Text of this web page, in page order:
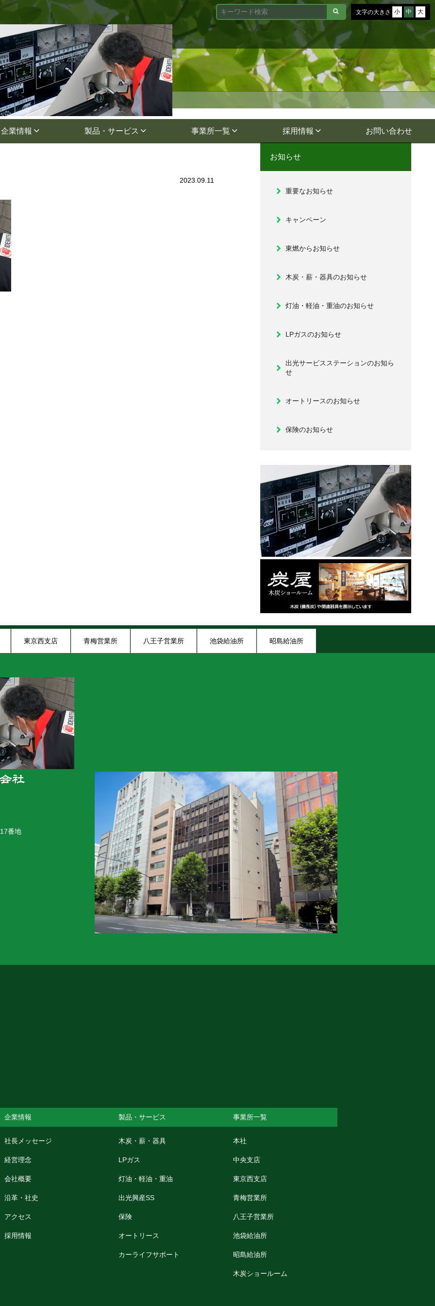
文字の大きさ 小 中 大
企業情報 製品・サービス 事業所一覧 採用情報 お問い合わせ
ｴﾝｼﾞﾝ保守について img_oil_02
2023.09.11
お知らせ
重要なお知らせ
キャンペーン
東燃からお知らせ
木炭・薪・器具のお知らせ
灯油・軽油・重油のお知らせ
LPガスのお知らせ
出光サービスステーションのお知ら
せ
オートリースのお知らせ
保険のお知らせ
東京西支店 青梅営業所 八王子営業所 池袋給油所 昭島給油所
番地
企業情報
社長メッセージ
経営理念
会社概要
沿革・社史
アクセス
採用情報
製品・サービス
木炭・薪・器具
LPガス
灯油・軽油・重油
出光興産SS
保険
オートリース
カーライフサポート
事業所一覧
本社
中央支店
東京西支店
青梅営業所
八王子営業所
池袋給油所
昭島給油所
木炭ショールーム